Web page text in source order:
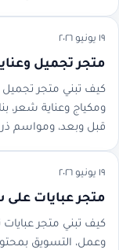
١٩ يونيو ٢٠٢٦
متجر تجميل وعناية
كيف تبني متجر
ومكياج وعناية شعر،
قبل وبعد، ومواسم
١٩ يونيو ٢٠٢٦
متجر عبايات على
كيف تبني متجر
وعمل، التسويق